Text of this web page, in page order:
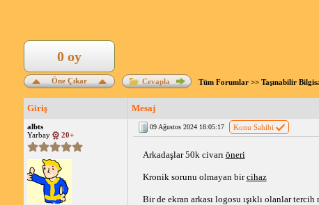
Öne Çıkar
0 oy
Cevapla Tüm Forumlar>> Taşınabilir
Giriş Mesaj
albts
Yarbay
20+
09 Ağustos 2024 18:05:17 Konu Sahibi
Arkadaşlar 50k civarı öneri
Kronik sorunu olmayan bir cihaz
Bir de ekran arkası logosu ışıklı olanlar tercih